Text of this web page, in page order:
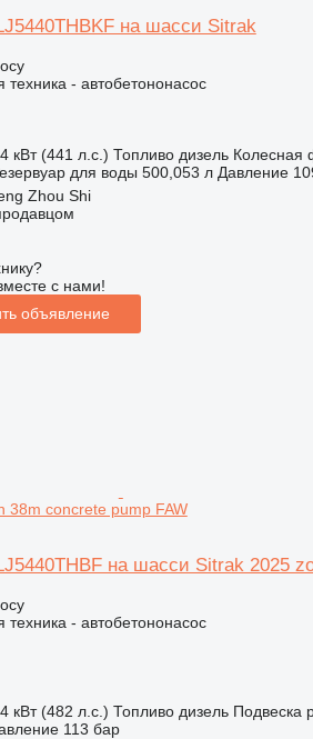
на шасси Sitrak
техника - автобетононасос
кВт (441 л.с.) Топливо дизель Колесная
для воды 500,053 л Давление
Zhou Shi
с нами!
объявление
38m concrete pump FAW
на шасси Sitrak 2025
техника - автобетононасос
кВт (482 л.с.) Топливо дизель Подвеска
113 бар